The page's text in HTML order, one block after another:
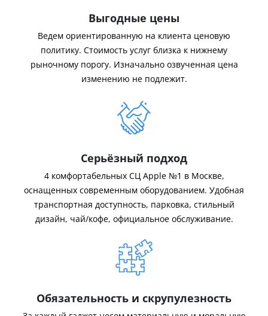
Выгодные цены
Ведем ориентированную на клиента ценовую
политику. Стоимость услуг близка к нижнему
рыночному порогу. Изначально озвученная цена
изменению не подлежит.
Серьёзный подход
4 комфортабельных СЦ Apple №1 в Москве,
оснащенных современным оборудованием. Удобная
транспортная доступность, парковка, стильный
дизайн, чай/кофе, официальное обслуживание.
Обязательность и скрупулезность